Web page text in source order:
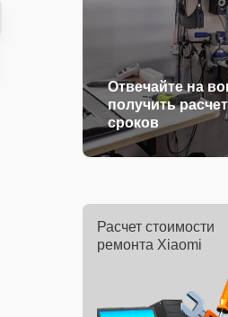
Отвечайте на
получить
сроков
Расчет стоимости
ремонта Xiaomi